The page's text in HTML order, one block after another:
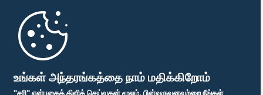
உங்கள் அந்தரங்கத்தை நாம் மதிக்கிறோம்
"சரி" என்பதைக் கிளிக் செய்வதன் மூலம், பின்வருவனவற்றை நீங்கள்
பி.ப. 1:56 - பி.ப. 2:04
முதற்பக்கம்
பாராளுமன்ற கையடக்க செயலி